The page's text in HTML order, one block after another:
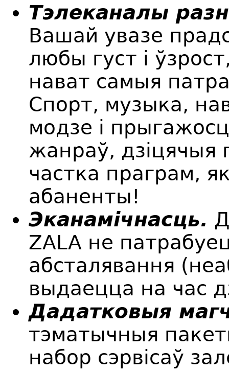
Тэлеканалы
Вашай увазе
любы густ і
нават самыя
Спорт, музыка,
модзе і
жанраў, дзіцячыя
частка праграм,
абаненты!
Эканамічнасць.
ZALA не
абсталявання
выдаецца на час
Дадатковыя
тэматычныя
набор сэрвісаў